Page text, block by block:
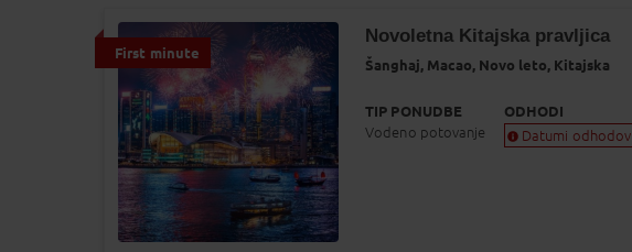
First minute
Novoletna Kitajska pravljica
Šanghaj, Macao, Novo leto, Kitajska
TIP PONUDBE
Vodeno potovanje
ODHODI
Datumi odhodov